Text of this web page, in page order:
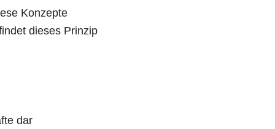
Konzepte
dieses Prinzip
dar